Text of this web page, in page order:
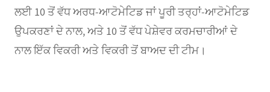
ਲਈ 10 ਤੋਂ ਵੱਧ ਅਰਧ-ਆਟੋਮੇਟਿਡ ਜਾਂ ਪੂਰੀ ਤਰ੍ਹਾਂ-ਆਟੋਮੇਟਿਡ
ਉਪਕਰਣਾਂ ਦੇ ਨਾਲ, ਅਤੇ 10 ਤੋਂ ਵੱਧ ਪੇਸ਼ੇਵਰ ਕਰਮਚਾਰੀਆਂ ਦੇ
ਨਾਲ ਇੱਕ ਵਿਕਰੀ ਅਤੇ ਵਿਕਰੀ ਤੋਂ ਬਾਅਦ ਦੀ ਟੀਮ।